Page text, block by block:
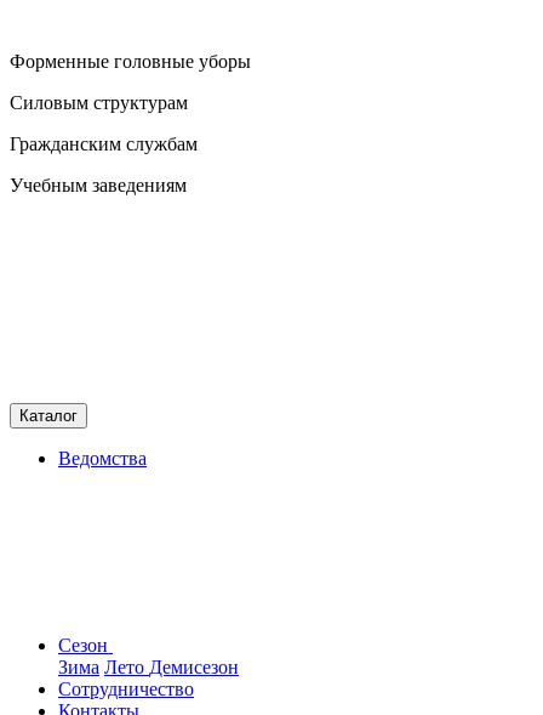
Форменные головные уборы
Силовым структурам
Гражданским службам
Учебным заведениям
Каталог
Ведомства
Сезон
Зима Лето Демисезон
Сотрудничество
Контакты